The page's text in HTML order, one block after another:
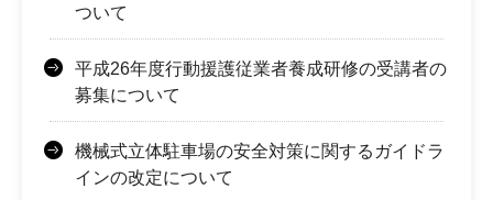
ついて
平成26年度行動援護従業者養成研修の受講者の
募集について
機械式立体駐車場の安全対策に関するガイドラ
インの改定について